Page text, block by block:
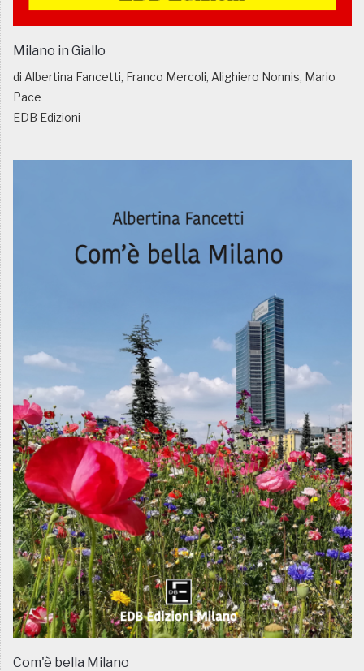
Milano in Giallo
di Albertina Fancetti, Franco Mercoli, Alighiero Nonnis, Mario
Pace
EDB Edizioni
Com'è bella Milano